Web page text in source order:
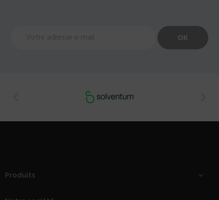
Produits 